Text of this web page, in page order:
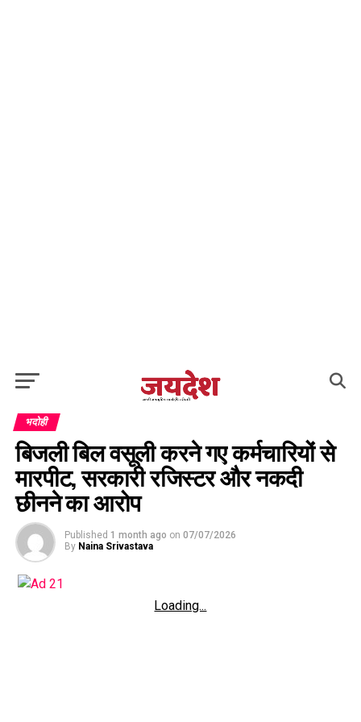
भदोही
बिजली बिल वसूली करने गए कर्मचारियों से
मारपीट, सरकारी रजिस्टर और नकदी
छीनने का आरोप
Published 1 month ago on 07/07/2026
By Naina Srivastava
Loading...